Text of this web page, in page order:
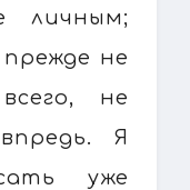
личным;
не
не
Я
уже